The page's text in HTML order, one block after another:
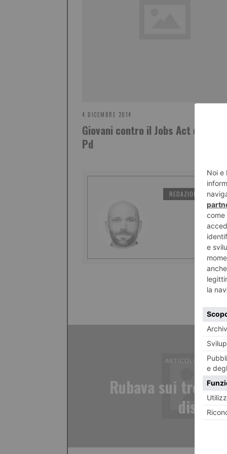
4 DICEMBRE 2014
Giovani contro il Jobs Act
Pd
REDAZIONE IL
ARTICOLO
Rubava sui treni